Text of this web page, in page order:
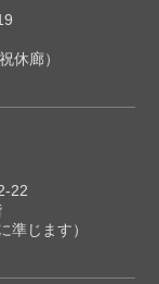
休廊）
22
準じます）